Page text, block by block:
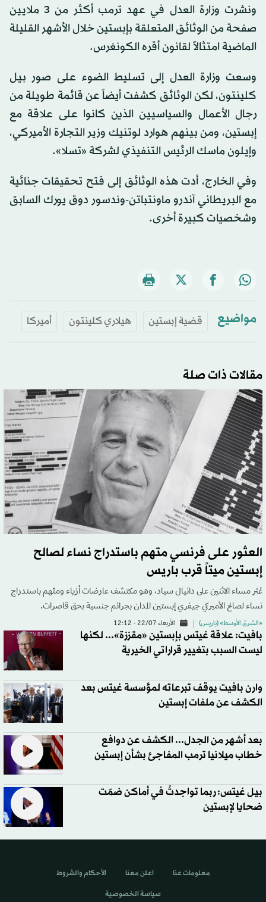
ونشرت وزارة العدل في عهد ترمب أكثر من 3 ملايين
صفحة من الوثائق المتعلقة بإبستين خلال الأشهر القليلة
الماضية امتثالاً لقانون أقره الكونغرس.
وسعت وزارة العدل إلى تسليط الضوء على صور بيل
كلينتون، لكن الوثائق كشفت أيضاً عن قائمة طويلة من
رجال الأعمال والسياسيين الذين كانوا على علاقة مع
إبستين، ومن بينهم هوارد لوتنيك وزير التجارة الأميركي،
وإيلون ماسك ​الرئيس التنفيذي لشركة «تسلا».
وفي ​الخارج، أدت هذه الوثائق إلى فتح تحقيقات جنائية
مع البريطاني آندرو ماونتباتن-وندسور دوق يورك السابق
وشخصيات كبيرة أخرى.
مواضيع قضية إبستين هيلاري كلينتون أميركا
مقالات ذات صلة
العثور على فرنسي متهم باستدراج نساء لصالح
إبستين ميتاً قرب باريس
عُثر مساء الاثنين على دانيال سياد، وهو مكتشف عارضات أزياء ومتّهم باستدراج
نساء لصالح الأميركي جيفري إبستين المدان بجرائم جنسية بحق قاصرات.
«الشرق الأوسط» (باريس) الأربعاء 22/07 - 12:12
بافيت: علاقة غيتس بإبستين «مقززة»... لكنها
ليست السبب بتغيير قراراتي الخيرية
وارن بافيت يوقف تبرعاته لمؤسسة غيتس بعد
الكشف عن ملفات إبستين
بعد أشهر من الجدل... الكشف عن دوافع
خطاب ميلانيا ترمب المفاجئ بشأن إبستين
بيل غيتس: ربما تواجدتُ في أماكن ضمّت
ضحايا لإبستين
معلومات عنا اعلن معنا الأحكام والشروط
سياسة الخصوصية